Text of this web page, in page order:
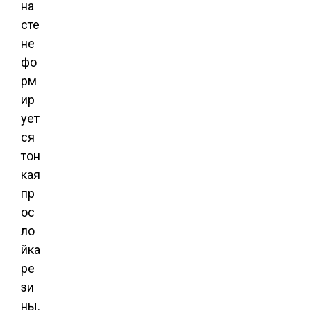
на
сте
не
фо
рм
ир
ует
ся
тон
кая
пр
ос
ло
йка
ре
зи
ны.